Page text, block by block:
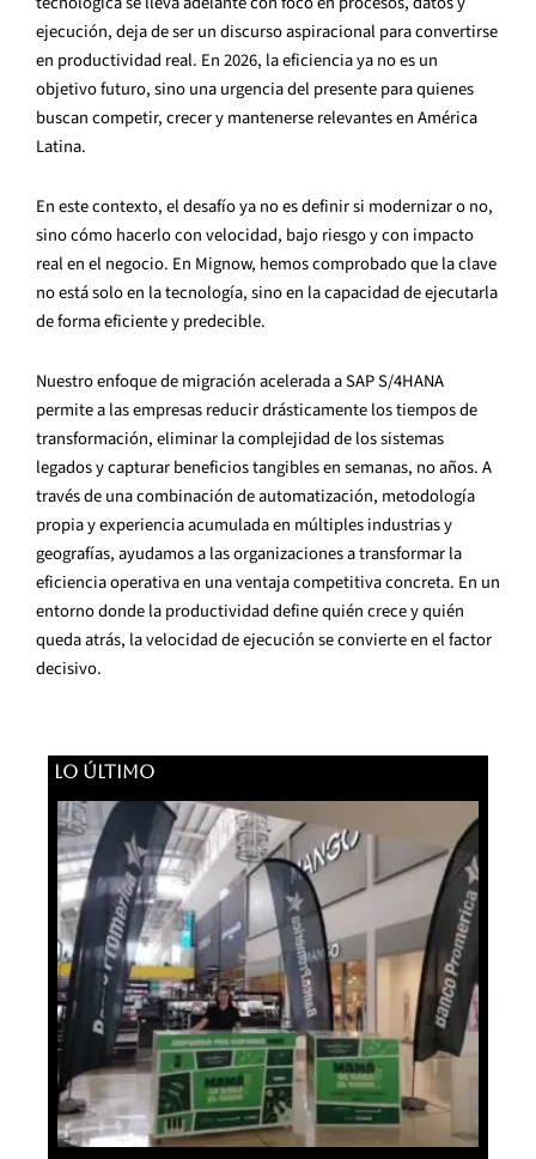
ejecución, deja de ser un discurso aspiracional para convertirse
en productividad real. En 2026, la eficiencia ya no es un
objetivo futuro, sino una urgencia del presente para quienes
buscan competir, crecer y mantenerse relevantes en América
Latina.
En este contexto, el desafío ya no es definir si modernizar o no,
sino cómo hacerlo con velocidad, bajo riesgo y con impacto
real en el negocio. En Mignow, hemos comprobado que la clave
no está solo en la tecnología, sino en la capacidad de ejecutarla
de forma eficiente y predecible.
Nuestro enfoque de migración acelerada a SAP S/4HANA
permite a las empresas reducir drásticamente los tiempos de
transformación, eliminar la complejidad de los sistemas
legados y capturar beneficios tangibles en semanas, no años. A
través de una combinación de automatización, metodología
propia y experiencia acumulada en múltiples industrias y
geografías, ayudamos a las organizaciones a transformar la
eficiencia operativa en una ventaja competitiva concreta. En un
entorno donde la productividad define quién crece y quién
queda atrás, la velocidad de ejecución se convierte en el factor
decisivo.
LO ÚLTIMO